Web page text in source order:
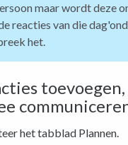
maar wordt deze
reacties van die
het.
het tabblad Plannen.